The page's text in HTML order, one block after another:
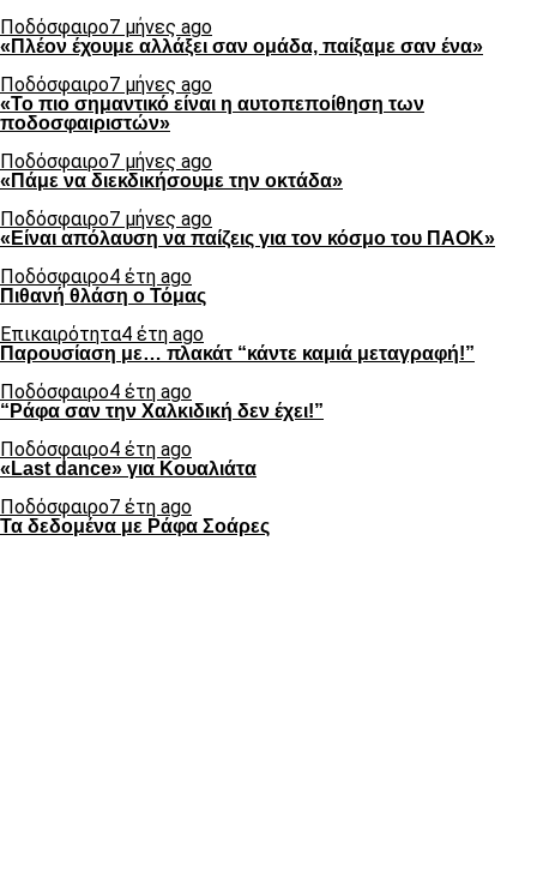
Ποδόσφαιρο7 μήνες ago
«Πλέον έχουμε αλλάξει σαν ομάδα, παίξαμε σαν ένα»
Ποδόσφαιρο7 μήνες ago
«Το πιο σημαντικό είναι η αυτοπεποίθηση των
ποδοσφαιριστών»
Ποδόσφαιρο7 μήνες ago
«Πάμε να διεκδικήσουμε την οκτάδα»
Ποδόσφαιρο7 μήνες ago
«Είναι απόλαυση να παίζεις για τον κόσμο του ΠΑΟΚ»
Ποδόσφαιρο4 έτη ago
Πιθανή θλάση ο Τόμας
Επικαιρότητα4 έτη ago
Παρουσίαση με… πλακάτ “κάντε καμιά μεταγραφή!”
Ποδόσφαιρο4 έτη ago
“Ράφα σαν την Χαλκιδική δεν έχει!”
Ποδόσφαιρο4 έτη ago
«Last dance» για Κουαλιάτα
Ποδόσφαιρο7 έτη ago
Τα δεδομένα με Ράφα Σοάρες